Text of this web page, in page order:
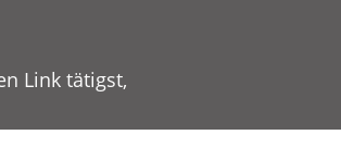
Link tätigst,